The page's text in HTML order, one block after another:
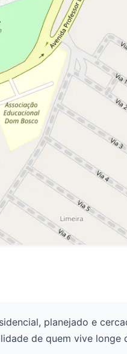
planejado e
de quem vive longe